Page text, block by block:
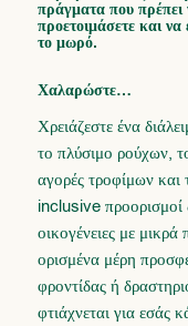
πράγματα που πρέπει
προετοιμάσετε και να
το μωρό.
Χαλαρώστε…
Χρειάζεστε ένα
το πλύσιμο ρούχων,
αγορές τροφίμων και
inclusive προορισμοί
οικογένειες με
ορισμένα μέρη
φροντίδας ή
φτιάχνεται για εσάς